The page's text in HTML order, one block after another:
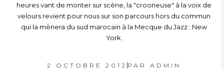
heures vant de monter sur scène, la "crooneuse" à la voix de
velours revient pour nous sur son parcours hors du commun
qui la mènera du sud marocain à la Mecque du Jazz : New
York.
2 OCTOBRE 2012 PAR ADMIN